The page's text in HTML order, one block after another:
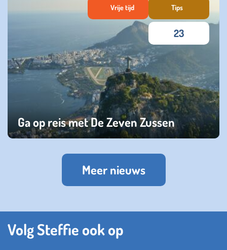
Ga op reis met De Zeven Zussen
Vrije tijd Tips
23
Meer nieuws
Volg Steffie ook op